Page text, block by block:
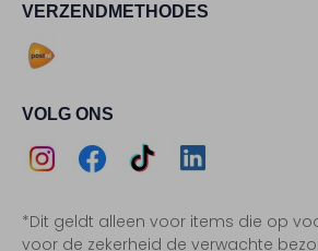
VERZENDMETHODES
VOLG ONS
Instagram
Facebook
TikTokLinkedIn
*Dit geldt alleen voor items die op
voor de zekerheid de verwachte